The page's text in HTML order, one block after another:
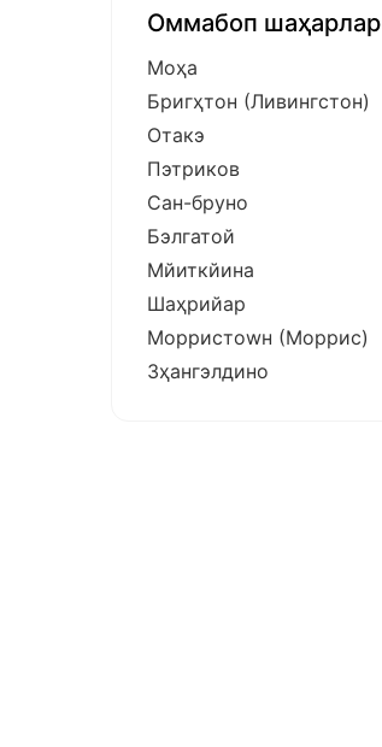
Оммабоп шаҳарлар
Моҳа
Бригҳтон (Ливингстон)
Отакэ
Пэтриков
Сан-бруно
Бэлгатой
Мйиткйина
Шаҳрийар
Морристоwн (Моррис)
Зҳангэлдино